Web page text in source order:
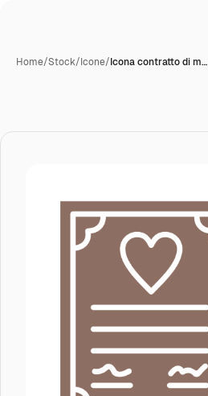
Home/Stock/Icone/Icona contratto di m…